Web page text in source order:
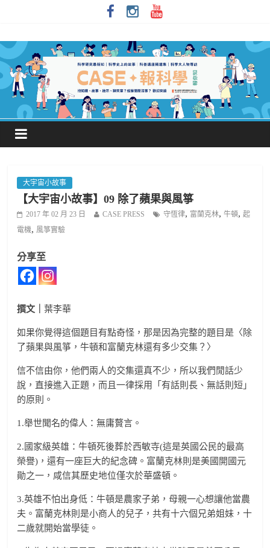
大宇宙小故事
【大宇宙小故事】09 除了蘋果與風箏
2017 年 02 月 23 日 CASE PRESS 守恆律, 富蘭克林,牛頓,起
電機, 風箏實驗
分享至
撰文｜葉李華
如果你覺得這個題目有點奇怪，那是因為完整的題目是〈除
了蘋果與風箏，牛頓和富蘭克林還有多少交集？〉
信不信由你，他們兩人的交集還真不少，所以我們閒話少
說，直接進入正題，而且一律採用「有話則長、無話則短」
的原則。
1.舉世聞名的偉人：無庸贅言。
2.國家級英雄：牛頓死後葬於西敏寺(這是英國公民的最高
榮譽)，還有一座巨大的紀念碑。富蘭克林則是美國開國元
勛之一，咸信其歷史地位僅次於華盛頓。
3.英雄不怕出身低：牛頓是農家子弟，母親一心想讓他當農
夫。富蘭克林則是小商人的兒子，共有十六個兄弟姐妹，十
二歲就開始當學徒。